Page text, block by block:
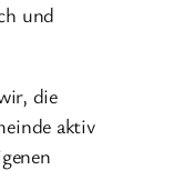
und
die
aktiv